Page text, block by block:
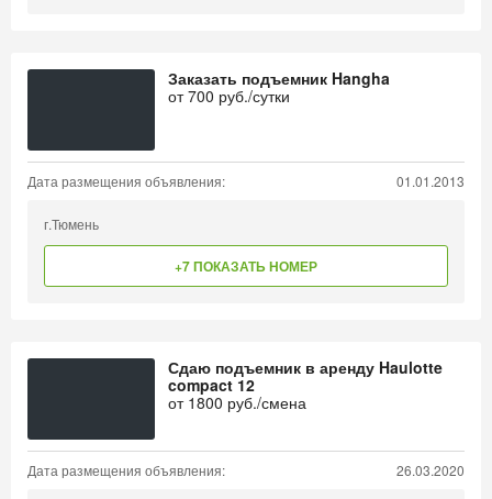
Заказать подъемник Hangha
от700 руб./сутки
Дата размещения объявления: 01.01.2013
г.Тюмень
+7 ПОКАЗАТЬ НОМЕР
Сдаю подъемник в аренду Haulotte
compact 12
от 1800 руб./смена
Дата размещения объявления: 26.03.2020